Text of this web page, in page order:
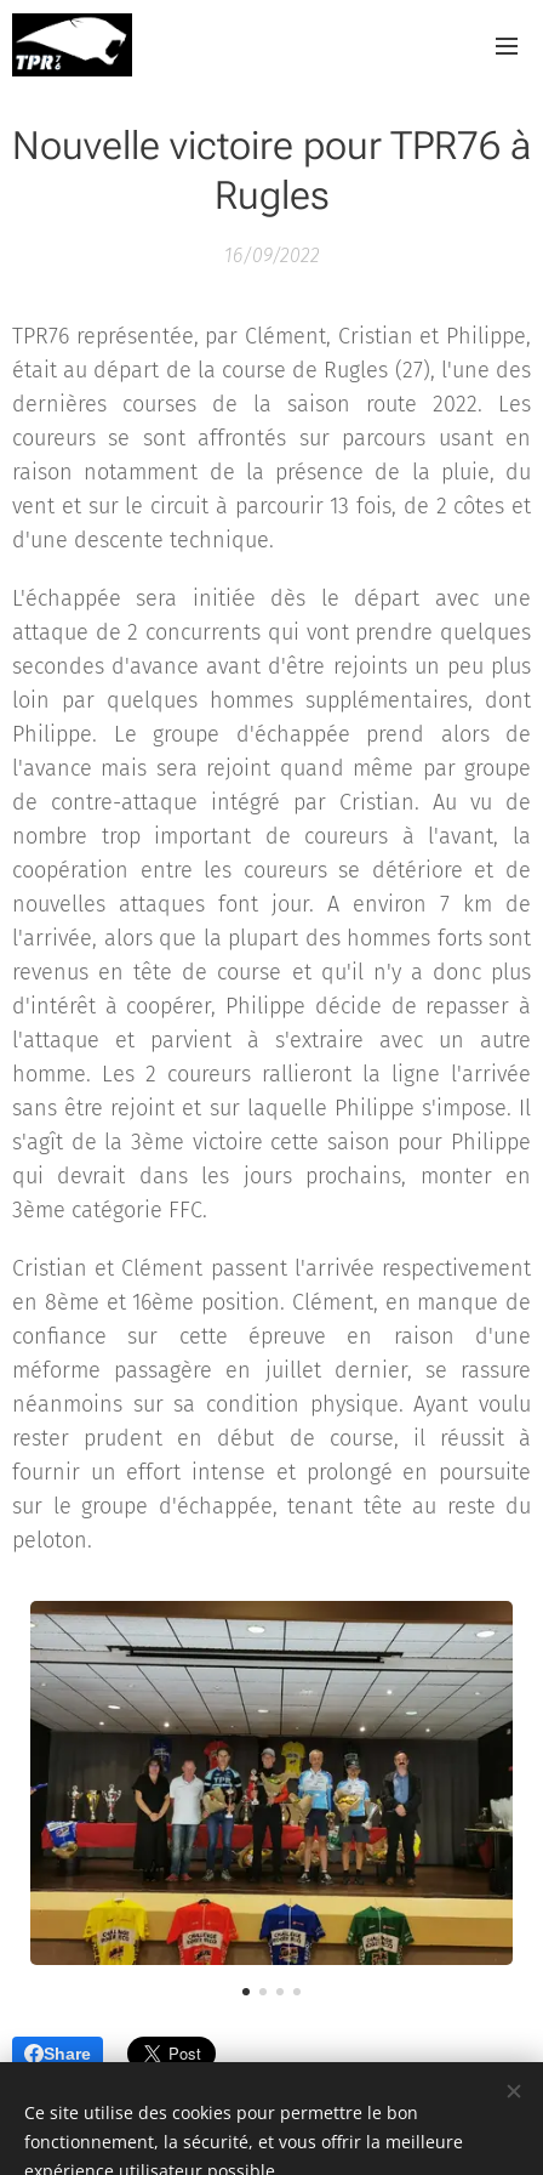
Nouvelle victoire pour TPR76 à
Rugles
16/09/2022
TPR76 représentée, par Clément, Cristian et Philippe,
était au départ de la course de Rugles (27), l'une des
dernières courses de la saison route 2022. Les
coureurs se sont affrontés sur parcours usant en
raison notamment de la présence de la pluie, du
vent et sur le circuit à parcourir 13 fois, de 2 côtes et
d'une descente technique.
L'échappée sera initiée dès le départ avec une
attaque de 2 concurrents qui vont prendre quelques
secondes d'avance avant d'être rejoints un peu plus
loin par quelques hommes supplémentaires, dont
Philippe. Le groupe d'échappée prend alors de
l'avance mais sera rejoint quand même par groupe
de contre-attaque intégré par Cristian. Au vu de
nombre trop important de coureurs à l'avant, la
coopération entre les coureurs se détériore et de
nouvelles attaques font jour. A environ 7 km de
l'arrivée, alors que la plupart des hommes forts sont
revenus en tête de course et qu'il n'y a donc plus
d'intérêt à coopérer, Philippe décide de repasser à
l'attaque et parvient à s'extraire avec un autre
homme. Les 2 coureurs rallieront la ligne l'arrivée
sans être rejoint et sur laquelle Philippe s'impose. Il
s'agît de la 3ème victoire cette saison pour Philippe
qui devrait dans les jours prochains, monter en
3ème catégorie FFC.
Cristian et Clément passent l'arrivée respectivement
en 8ème et 16ème position. Clément, en manque de
confiance sur cette épreuve en raison d'une
méforme passagère en juillet dernier, se rassure
néanmoins sur sa condition physique. Ayant voulu
rester prudent en début de course, il réussit à
fournir un effort intense et prolongé en poursuite
sur le groupe d'échappée, tenant tête au reste du
peloton.
Share
Ce site utilise des cookies pour permettre le bon
fonctionnement, la sécurité, et vous offrir la meilleure